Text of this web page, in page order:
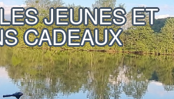
JEUNES ET
CADEAUX